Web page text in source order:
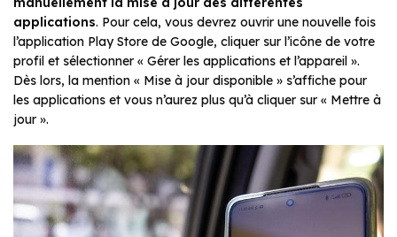
applications. Pour cela, vous devrez ouvrir une nouvelle fois
l’application Play Store de Google, cliquer sur l’icône de votre
profil et sélectionner « Gérer les applications et l’appareil ».
Dès lors, la mention « Mise à jour disponible » s’affiche pour
les applications et vous n’aurez plus qu’à cliquer sur « Mettre à
jour ».